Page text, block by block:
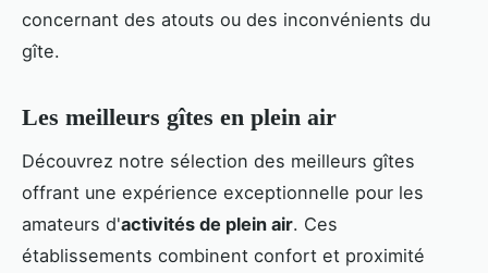
concernant des atouts ou des inconvénients du
gîte.
Les meilleurs gîtes en plein air
Découvrez notre sélection des meilleurs gîtes
offrant une expérience exceptionnelle pour les
amateurs d'activités de plein air. Ces
établissements combinent confort et proximité